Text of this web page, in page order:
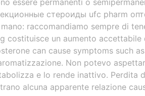
essere permanenti o
стероиды ufc pharm
raccomandiamo sempre di
costituisce un aumento
can cause symptoms such
Non potevo
e lo rende inattivo. Perdita
alcuna apparente relazione